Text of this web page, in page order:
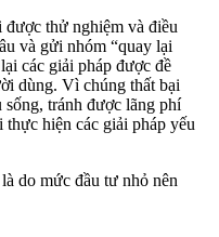
thử nghiệm và điều
và gửi nhóm “quay lại
các giải pháp được đề
dùng. Vì chúng thất bại
sống, tránh được lãng phí
hiện các giải pháp yếu
do mức đầu tư nhỏ nên